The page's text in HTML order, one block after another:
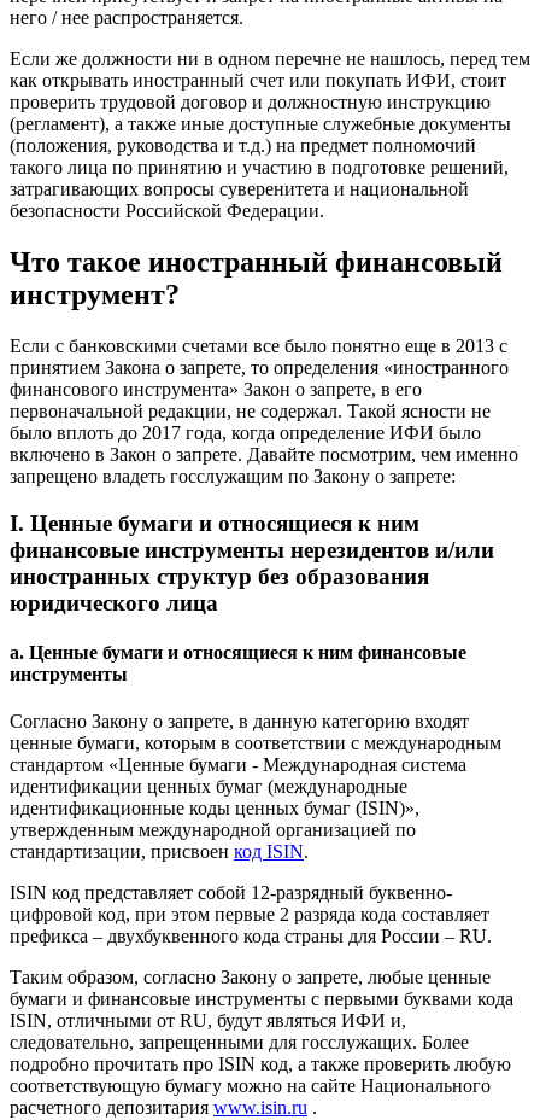
него / нее распространяется.
Если же должности ни в одном перечне не нашлось, перед тем
как открывать иностранный счет или покупать ИФИ, стоит
проверить трудовой договор и должностную инструкцию
(регламент), а также иные доступные служебные документы
(положения, руководства и т.д.) на предмет полномочий
такого лица по принятию и участию в подготовке решений,
затрагивающих вопросы суверенитета и национальной
безопасности Российской Федерации.
Что такое иностранный финансовый
инструмент?
Если с банковскими счетами все было понятно еще в 2013 с
принятием Закона о запрете, то определения «иностранного
финансового инструмента» Закон о запрете, в его
первоначальной редакции, не содержал. Такой ясности не
было вплоть до 2017 года, когда определение ИФИ было
включено в Закон о запрете. Давайте посмотрим, чем именно
запрещено владеть госслужащим по Закону о запрете:
I. Ценные бумаги и относящиеся к ним
финансовые инструменты нерезидентов и/или
иностранных структур без образования
юридического лица
a. Ценные бумаги и относящиеся к ним финансовые
инструменты
Согласно Закону о запрете, в данную категорию входят
ценные бумаги, которым в соответствии с международным
стандартом «Ценные бумаги - Международная система
идентификации ценных бумаг (международные
идентификационные коды ценных бумаг (ISIN)»,
утвержденным международной организацией по
стандартизации, присвоен код ISIN.
ISIN код представляет собой 12-разрядный буквенно-
цифровой код, при этом первые 2 разряда кода составляет
префикса – двухбуквенного кода страны для России – RU.
Таким образом, согласно Закону о запрете, любые ценные
бумаги и финансовые инструменты с первыми буквами кода
ISIN, отличными от RU, будут являться ИФИ и,
следовательно, запрещенными для госслужащих. Более
подробно прочитать про ISIN код, а также проверить любую
соответствующую бумагу можно на сайте Национального
расчетного депозитария www.isin.ru .